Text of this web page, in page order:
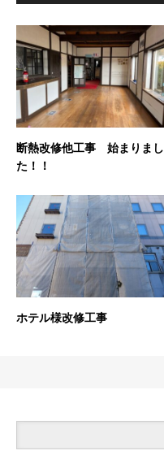
断熱改修他工事 始まりまし
た！！
ホテル様改修工事